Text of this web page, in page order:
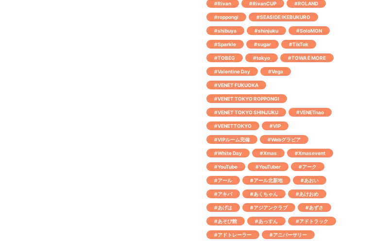
#Rivan #RivanCUP #ROLAND
#roppongi #SEASIDE IKEBUKURO
#shibuya #shinjuku #SoloMON
#Sparkle #sugar #TikTok
#TOBEG #tokyo #TOWA E MORE
#Valentine Day #Vega
#VENET FUKUOKA
#VENET TOKYO ROPPONGI
#VENET TOKYO SHINJUKU #VENETnao
#VENETTOKYO #VIP
#VIPルーム完備 #Webグラビア
#White Day #Xmas #Xmasevent
#YouTube #YouTuber #アーク
#アール #アール北新地 #あおい
#アキバ #あくちゃん #あけおめ
#あげは #アジアンクラブ #あずさ
#あそび館 #あっすん #アドトラック
#アドトレーラー #アニバーサリー